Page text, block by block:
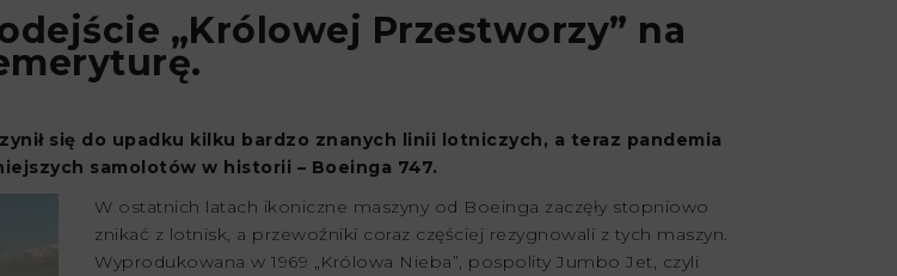
„Królowej Przestworzy” na
się do upadku kilku bardzo znanych linii lotniczych, a teraz pandemia
samolotów w historii – Boeinga 747.
W ostatnich latach ikoniczne maszyny od Boeinga zaczęły stopniowo
znikać z lotnisk, a przewoźniki coraz częściej rezygnowali z tych maszyn.
Wyprodukowana w 1969 „Królowa Nieba”, pospolity Jumbo Jet, czyli